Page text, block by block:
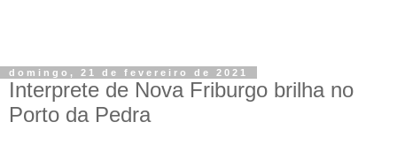
domingo, 21 de fevereiro de 2021
Interprete de Nova Friburgo brilha no
Porto da Pedra